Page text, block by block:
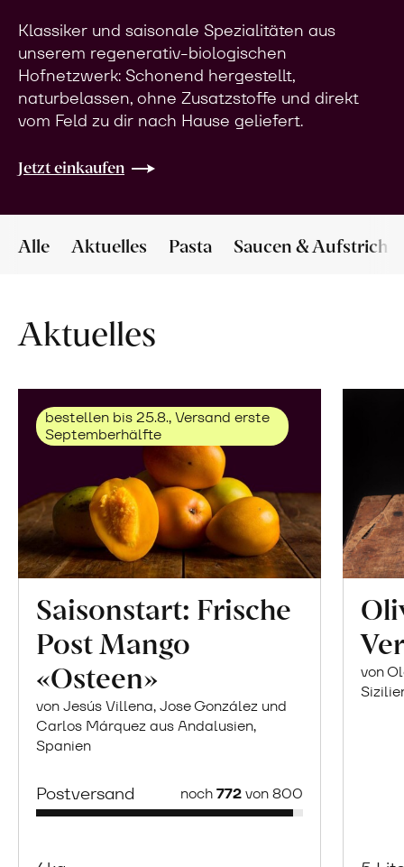
Klassiker und saisonale Spezialitäten aus
unserem regenerativ-biologischen
Hofnetzwerk: Schonend hergestellt,
naturbelassen, ohne Zusatzstoffe und direkt
vom Feld zu dir nach Hause geliefert.
Jetzt einkaufen
Alle Aktuelles Pasta Saucen & Aufstriche
Aktuelles
bestellen bis 25.8., Versand erste
Septemberhälfte
Saisonstart: Frische
Post Mango
«Osteen»
von Jesús Villena, Jose González und
Carlos Márquez aus Andalusien,
Spanien
Postversand noch772von 800
von